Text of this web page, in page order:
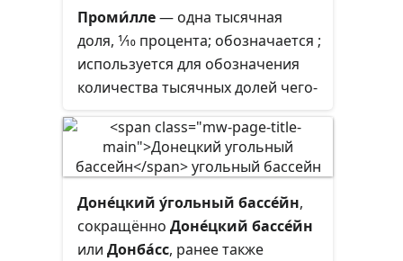
Проми́лле— одна тысячная
доля, 1⁄10 процента; обозначается ;
используется для обозначения
количества тысячных долей чего-
образован от знака процента (%)
добавлением ещё одного «нуля».
Символ можно ввести на
компьютере с Windows с
помощьюAlt+0137. На macOS
‰ вводится на английской
Доне́цкий у́гольный бассе́йн,
сокращённо Доне́цкий бассе́йн
или Донба́сс, ранее также